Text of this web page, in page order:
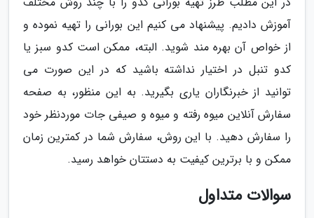
آموزش دادیم. پیشنهاد می کنیم این بورانی را تهیه نموده و
از خواص آن بهره مند شوید. البته، ممکن است کدو سبز یا
کدو تنبل در اختیار نداشته باشید که در این صورت می
توانید از خبرنگاران یاری بگیرید. به این منظور، به صفحه
سفارش آنلاین میوه رفته و میوه و صیفی جات موردنظر خود
را سفارش دهید. با این روش، سفارش شما در کمترین زمان
ممکن و با برترین کیفیت به دستتان خواهد رسید.
سوالات متداول